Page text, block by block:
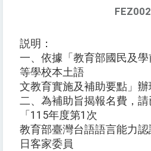
FEZ002
説明：
一、依據「教育部國民及
等學校本土語
文教育實施及補助要點」辦
二、為補助旨揭報名費，
「115年度第1次
教育部臺灣台語語言能力
日客家委員